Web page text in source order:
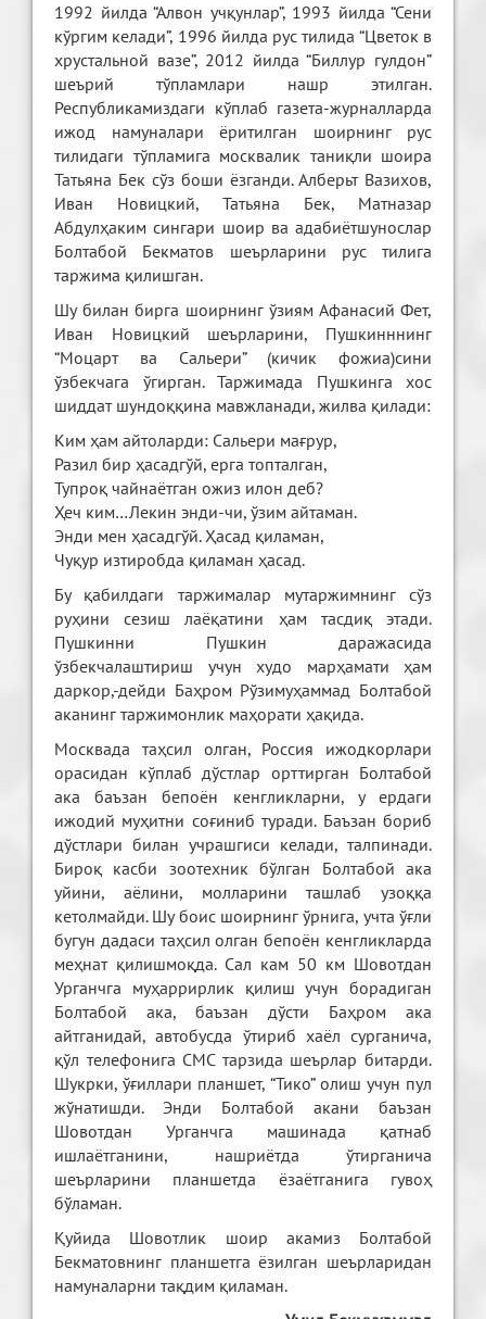
1992 йилда “Алвон учқунлар”, 1993 йилда “Сени
кўргим келади”, 1996 йилда рус тилида “Цветок в
хрустальной вазе”, 2012 йилда “Биллур гулдон”
шеърий тўпламлари нашр этилган.
Республикамиздаги кўплаб газета-журналларда
ижод намуналари ёритилган шоирнинг рус
тилидаги тўпламига москвалик таниқли шоира
Татьяна Бек сўз боши ёзганди. Алберьт Вазихов,
Иван Новицкий, Татьяна Бек, Матназар
Абдулҳаким сингари шоир ва адабиётшунослар
Болтабой Бекматов шеърларини рус тилига
таржима қилишган.
Шу билан бирга шоирнинг ўзиям Афанасий Фет,
Иван Новицкий шеърларини, Пушкинннинг
“Моцарт ва Сальери” (кичик фожиа)сини
ўзбекчага ўгирган. Таржимада Пушкинга хос
шиддат шундоққина мавжланади, жилва қилади:
Ким ҳам айтоларди: Сальери мағрур,
Разил бир ҳасадгўй, ерга топталган,
Тупроқ чайнаётган ожиз илон деб?
Ҳеч ким…Лекин энди-чи, ўзим айтаман.
Энди мен ҳасадгўй. Ҳасад қиламан,
Чуқур изтиробда қиламан ҳасад.
Бу қабилдаги таржималар мутаржимнинг сўз
руҳини сезиш лаёқатини ҳам тасдиқ этади.
Пушкинни Пушкин даражасида
ўзбекчалаштириш учун худо марҳамати ҳам
даркор,-дейди Баҳром Рўзимуҳаммад Болтабой
аканинг таржимонлик маҳорати ҳақида.
Москвада таҳсил олган, Россия ижодкорлари
орасидан кўплаб дўстлар орттирган Болтабой
ака баъзан бепоён кенгликларни, у ердаги
ижодий муҳитни соғиниб туради. Баъзан бориб
дўстлари билан учрашгиси келади, талпинади.
Бироқ касби зоотехник бўлган Болтабой ака
уйини, аёлини, молларини ташлаб узоққа
кетолмайди. Шу боис шоирнинг ўрнига, учта ўғли
бугун дадаси таҳсил олган бепоён кенгликларда
меҳнат қилишмоқда. Сал кам 50 км Шовотдан
Урганчга муҳаррирлик қилиш учун борадиган
Болтабой ака, баъзан дўсти Баҳром ака
айтганидай, автобусда ўтириб хаёл сурганича,
қўл телефонига СМС тарзида шеърлар битарди.
Шукрки, ўғиллари планшет, “Тико” олиш учун пул
жўнатишди. Энди Болтабой акани баъзан
Шовотдан Урганчга машинада қатнаб
ишлаётганини, нашриётда ўтирганича
шеърларини планшетда ёзаётганига гувоҳ
бўламан.
Қуйида Шовотлик шоир акамиз Болтабой
Бекматовнинг планшетга ёзилган шеърларидан
намуналарни тақдим қиламан.